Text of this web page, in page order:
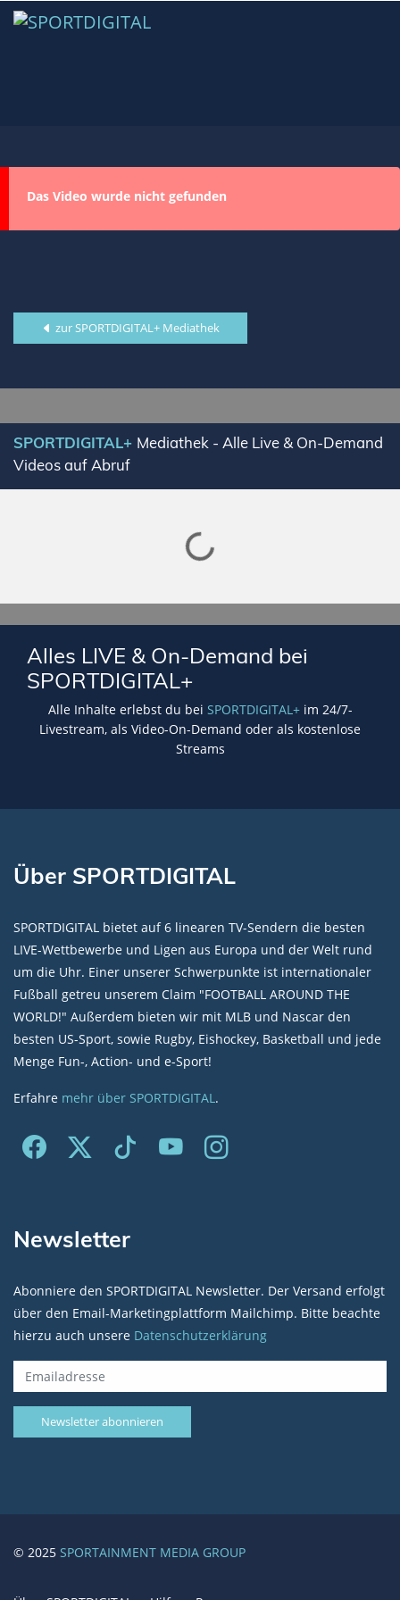
Das Video wurde nicht gefunden
zur SPORTDIGITAL+ Mediathek
SPORTDIGITAL+ Mediathek - Alle Live & On-Demand
Videos auf Abruf
Lade SPORTDIGITAL+ Mediathek
Alles LIVE & On-Demand bei
SPORTDIGITAL+
Alle Inhalte erlebst du bei SPORTDIGITAL+im 24/7-
Livestream, als Video-On-Demand oder als kostenlose
Streams
Über SPORTDIGITAL
SPORTDIGITAL bietet auf 6 linearen TV-Sendern die besten
LIVE-Wettbewerbe und Ligen aus Europa und der Welt rund
um die Uhr. Einer unserer Schwerpunkte ist internationaler
Fußball getreu unserem Claim "FOOTBALL AROUND THE
WORLD!" Außerdem bieten wir mit MLB und Nascar den
besten US-Sport, sowie Rugby, Eishockey, Basketball und jede
Menge Fun-, Action- und e-Sport!
Erfahre mehr über SPORTDIGITAL.
Newsletter
Abonniere den SPORTDIGITAL Newsletter. Der Versand erfolgt
über den Email-Marketingplattform Mailchimp. Bitte beachte
hierzu auch unsere Datenschutzerklärung
© 2025 SPORTAINMENT MEDIA GROUP